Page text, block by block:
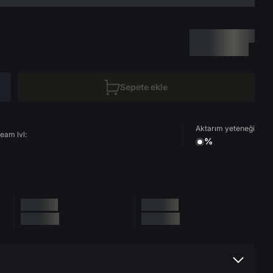
Sepete ekle
lvl:
Aktarım yeteneği
%